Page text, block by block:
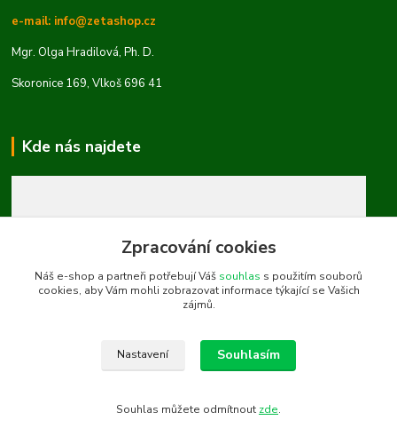
e-mail: info@zetashop.cz
Mgr. Olga Hradilová, Ph. D.
Skoronice 169, Vlkoš 696 41
Kde nás najdete
Zpracování cookies
Náš e-shop a partneři potřebují Váš souhlas s použitím souborů
cookies, aby Vám mohli zobrazovat informace týkající se Vašich
zájmů.
Nastavení Souhlasím
Souhlas můžete odmítnout zde.